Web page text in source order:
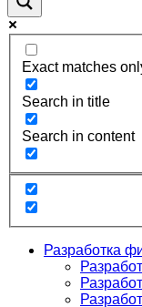
Exact matches
Search in title
Search in content
Разработка